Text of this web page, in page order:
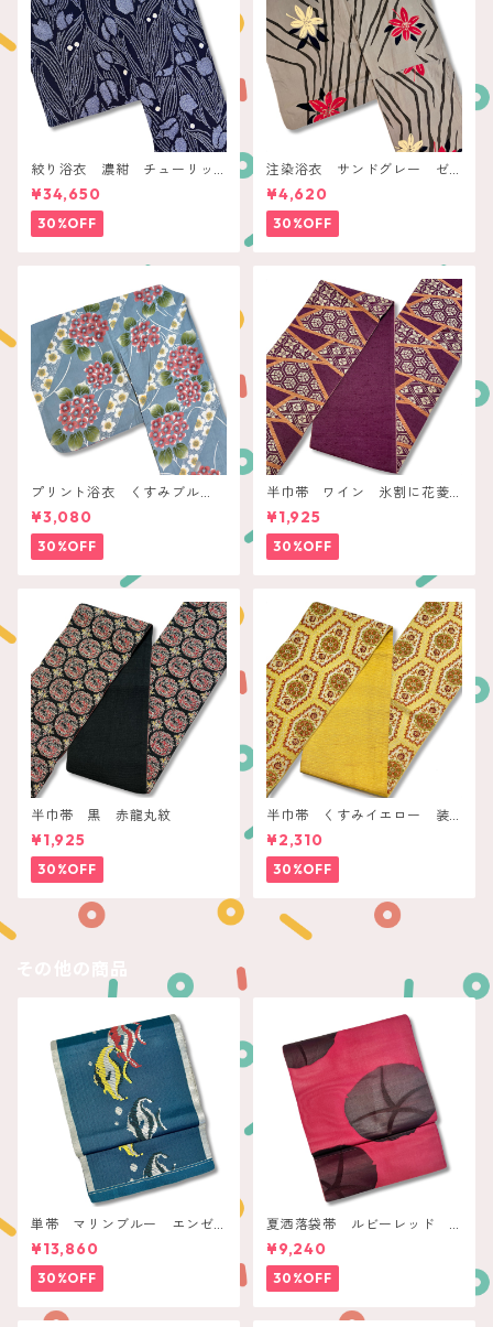
絞り浴衣 濃紺 チューリッ
プ
¥34,650
30%OFF
注染浴衣 サンドグレー ゼ
ブラストライプに赤白花
¥4,620
30%OFF
プリント浴衣 くすみブル
ー 桃色紫陽花に白梅ライン
¥3,080
30%OFF
半巾帯 ワイン 氷割に花菱
亀甲
¥1,925
30%OFF
半巾帯 黒 赤龍丸紋
¥1,925
30%OFF
半巾帯 くすみイエロー 装
飾花亀甲
¥2,310
30%OFF
単帯 マリンブルー エンゼ
ルフィッシュ
¥13,860
30%OFF
夏洒落袋帯 ルビーレッド
モダン朝顔
¥9,240
30%OFF